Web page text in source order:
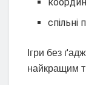
спільні
Ігри без
найкращим